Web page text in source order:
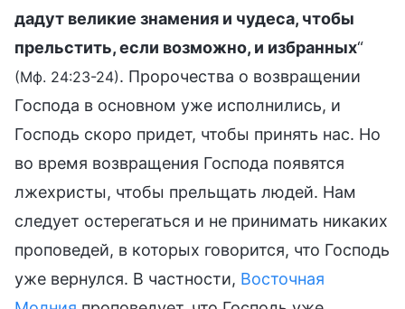
дадут великие знамения и чудеса, чтобы
прельстить, если возможно, и избранных“
(Мф. 24:23-24). Пророчества о возвращении
Господа в основном уже исполнились, и
Господь скоро придет, чтобы принять нас. Но
во время возвращения Господа появятся
лжехристы, чтобы прельщать людей. Нам
следует остерегаться и не принимать никаких
проповедей, в которых говорится, что Господь
уже вернулся. В частности, Восточная